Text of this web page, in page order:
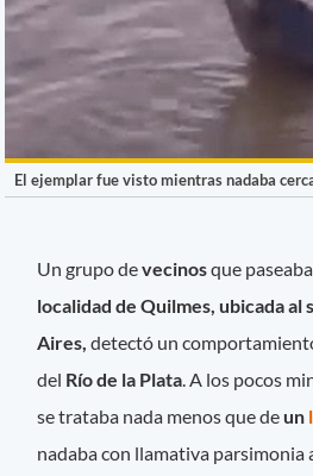
El ejemplar fue visto mientras nadaba
Un grupo devecinosque
localidad de Quilmes, ubicada al
Aires,detectó un
del Río de la Plata . A los pocos
se trataba nada menos que de un
nadaba con llamativa parsimonia